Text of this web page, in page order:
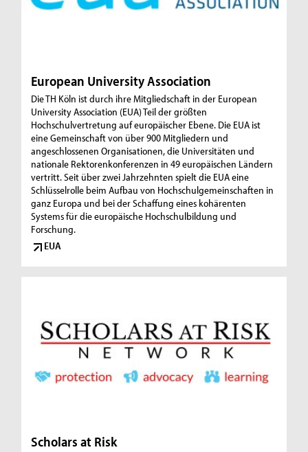
European University Association
Die TH Köln ist durch ihre Mitgliedschaft in der European
University Association (EUA) Teil der größten
Hochschulvertretung auf europäischer Ebene. Die EUA ist
eine Gemeinschaft von über 900 Mitgliedern und
angeschlossenen Organisationen, die Universitäten und
nationale Rektorenkonferenzen in 49 europäischen Ländern
vertritt. Seit über zwei Jahrzehnten spielt die EUA eine
Schlüsselrolle beim Aufbau von Hochschulgemeinschaften in
ganz Europa und bei der Schaffung eines kohärenten
Systems für die europäische Hochschulbildung und
Forschung.
EUA
Scholars at Risk